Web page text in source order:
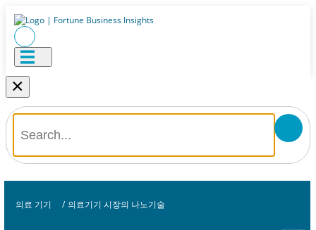
×
의료 기기 / 의료기기 시장의 나노기술